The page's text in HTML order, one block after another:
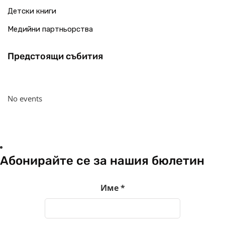
Детски книги
Медийни партньорства
Предстоящи събития
No events
Абонирайте се за нашия бюлетин
Име*